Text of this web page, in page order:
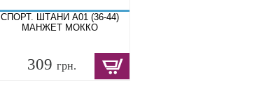
СПОРТ. ШТАНИ A01 (36-44)
МАНЖЕТ МОККО
309 грн.